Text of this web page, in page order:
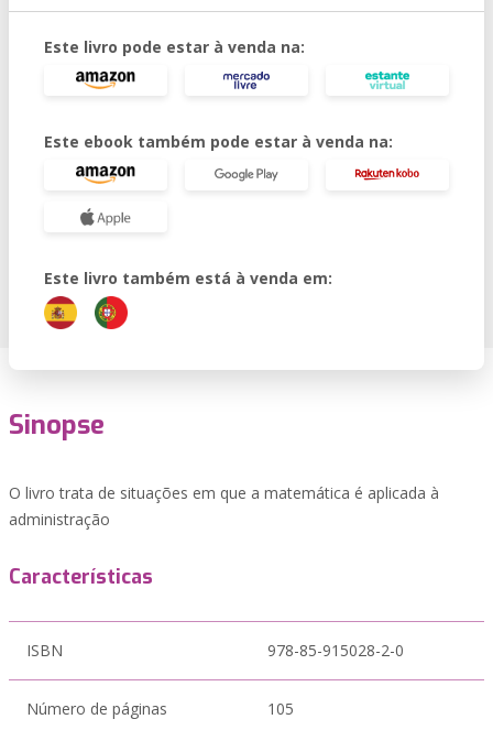
Este livro pode estar à venda na:
Este ebook também pode estar à venda na:
Este livro também está à venda em:
Sinopse
O livro trata de situações em que a matemática é aplicada à
administração
Características
ISBN 978-85-915028-2-0
Número de páginas 105